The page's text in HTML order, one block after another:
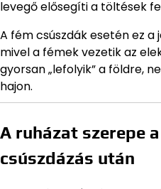
levegő elősegíti a töltések
A fém csúszdák esetén ez
mivel a fémek vezetik az
gyorsan „lefolyik” a földre,
hajon.
A ruházat szerepe
csúszdázás után